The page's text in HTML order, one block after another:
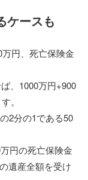
ケースも
円、死亡保険金
、1000万円+900
。
2分の1である50
円の死亡保険金
遺産全額を受け